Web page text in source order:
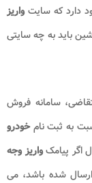
دارد که سایت واریز
باید به چه سایتی
سامانه فروش
به ثبت نامخودرو
اگر پیامکواریز وجه
شده باشد، می